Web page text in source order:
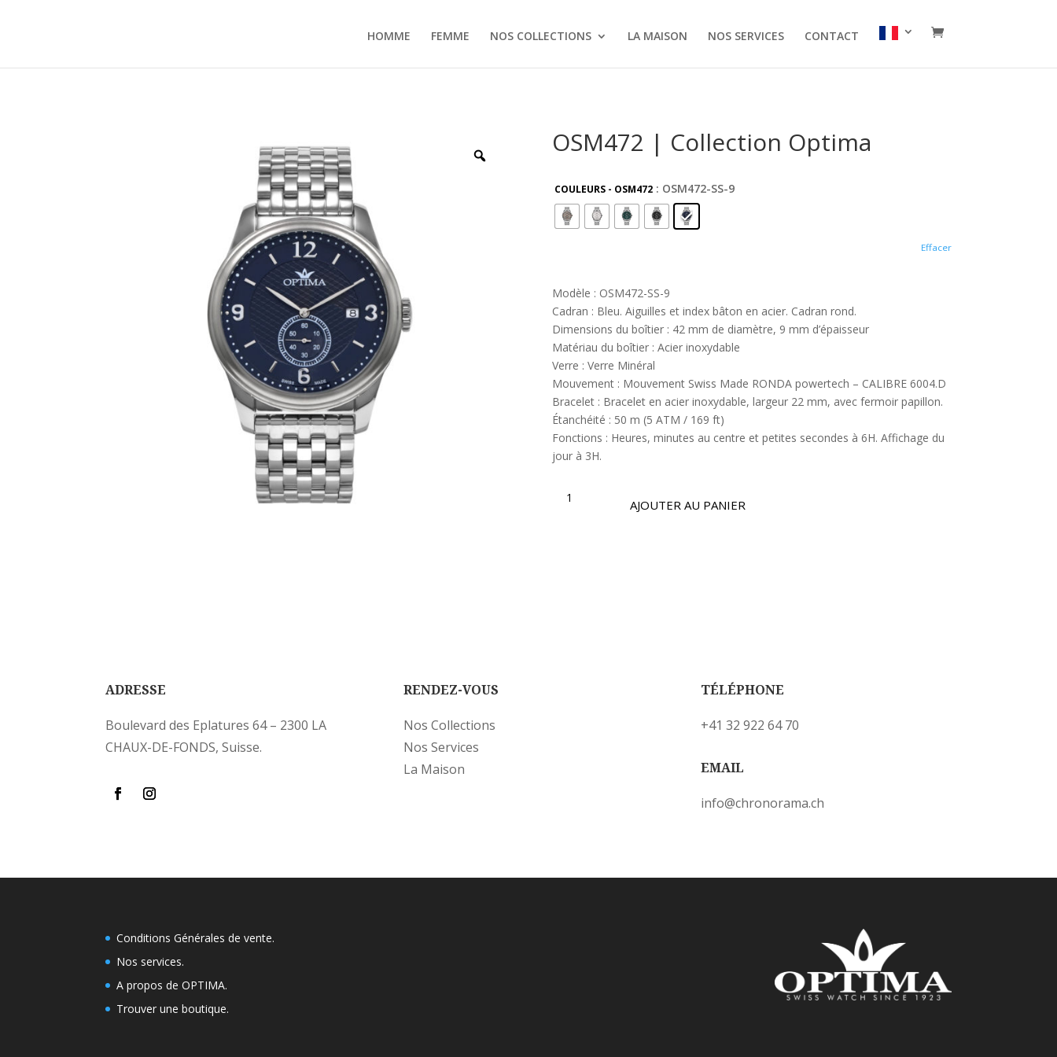
HOMME FEMME NOS COLLECTIONS LA MAISON NOS SERVICES CONTACT
OSM472 | Collection Optima
COULEURS - OSM472 : OSM472-SS-9
Effacer
Modèle : OSM472-SS-9
Cadran : Bleu. Aiguilles et index bâton en acier. Cadran rond.
Dimensions du boîtier : 42 mm de diamètre, 9 mm d’épaisseur
Matériau du boîtier : Acier inoxydable
Verre : Verre Minéral
Mouvement : Mouvement Swiss Made RONDA powertech – CALIBRE 6004.D
Bracelet : Bracelet en acier inoxydable, largeur 22 mm, avec fermoir papillon.
Étanchéité : 50 m (5 ATM / 169 ft)
Fonctions : Heures, minutes au centre et petites secondes à 6H. Affichage du
jour à 3H.
AJOUTER AU PANIER
ADRESSE
Boulevard des Eplatures 64 – 2300 LA
CHAUX-DE-FONDS, Suisse.
RENDEZ-VOUS
Nos Collections
Nos Services
La Maison
TÉLÉPHONE
+41 32 922 64 70
EMAIL
info@chronorama.ch
Conditions Générales de vente.
Nos services.
A propos de OPTIMA.
Trouver une boutique.